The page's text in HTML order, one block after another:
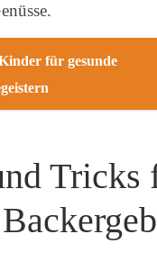
für gesunde
Tricks